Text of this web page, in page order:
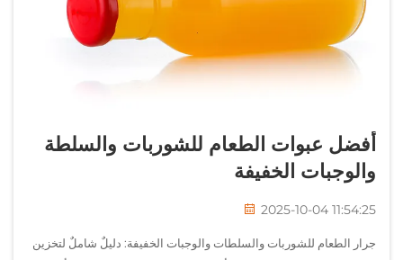
أفضل عبوات الطعام للشوربات والسلطة
والوجبات الخفيفة
2025-10-04 11:54:25
جرار الطعام للشوربات والسلطات والوجبات الخفيفة: دليلٌ شاملٌ لتخزين